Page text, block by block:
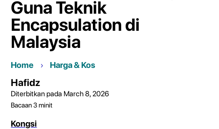
Guna Teknik
Encapsulation di
Malaysia
Home Harga & Kos
Hafidz
Diterbitkan pada March 8, 2026
Bacaan 3 minit
Kongsi